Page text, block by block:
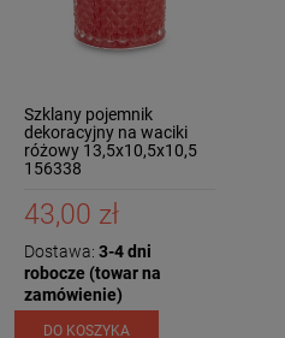
Szklany pojemnik
dekoracyjny na waciki
różowy 13,5x10,5x10,5
156338
43,00 zł
Dostawa: 3-4 dni
robocze (towar na
zamówienie)
DO KOSZYKA